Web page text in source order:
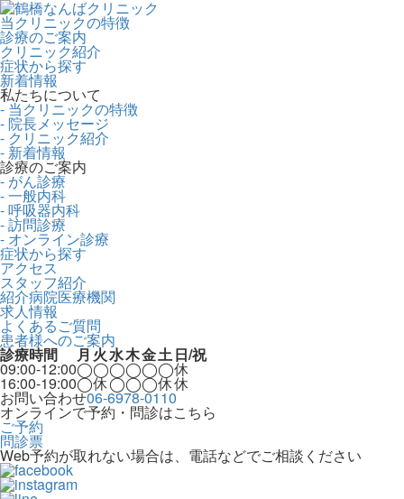
当クリニックの特徴
診療のご案内
クリニック紹介
症状から探す
新着情報
私たちについて
- 当クリニックの特徴
- 院長メッセージ
- クリニック紹介
- 新着情報
診療のご案内
- がん診療
- 一般内科
- 呼吸器内科
- 訪問診療
- オンライン診療
症状から探す
アクセス
スタッフ紹介
紹介病院医療機関
求人情報
よくあるご質問
患者様へのご案内
診療時間 月火水木金土日/祝
09:00-12:00◯◯◯◯◯◯休
16:00-19:00◯休◯◯◯休休
お問い合わせ06-6978-0110
オンラインで予約・問診はこちら
ご予約
問診票
Web予約が取れない場合は、電話などでご相談ください